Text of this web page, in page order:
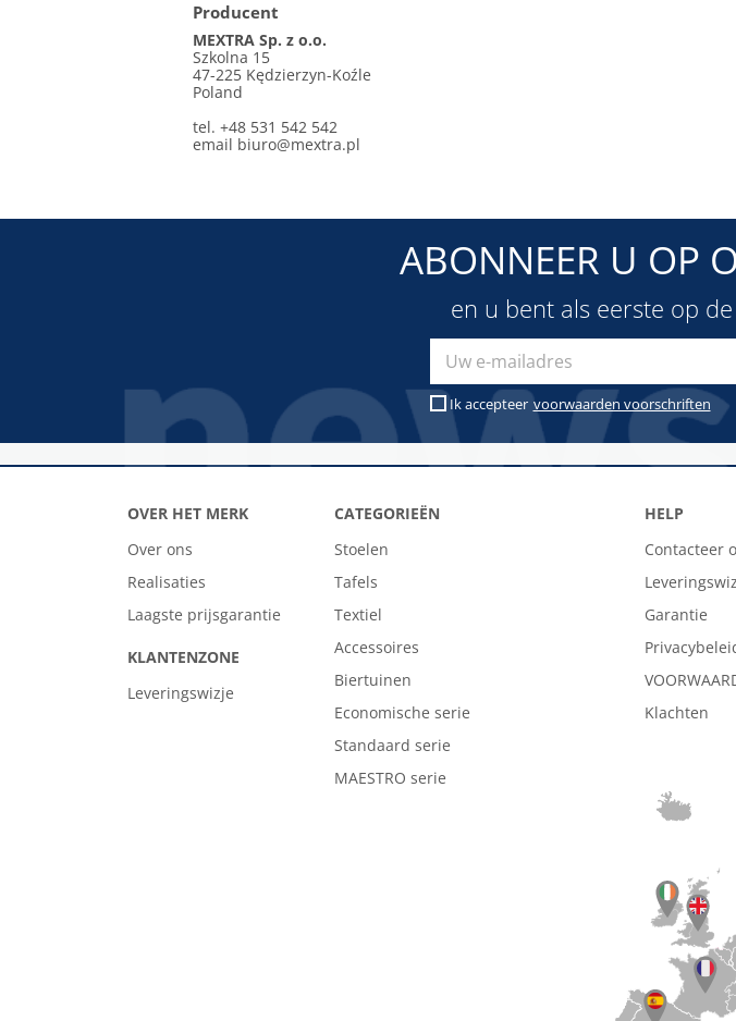
Producent
MEXTRA Sp. z o.o.
Szkolna 15
47-225 Kędzierzyn-Koźle
Poland
tel. +48 531 542 542
email biuro@mextra.pl
ABONNEER U OP
en u bent als eerste op
Ik accepteer voorwaarden voorschriften
OVER HET MERK
Over ons
Realisaties
Laagste prijsgarantie
KLANTENZONE
Leveringswizje
CATEGORIEËN
Stoelen
Tafels
Textiel
Accessoires
Biertuinen
Economische serie
Standaard serie
MAESTRO serie
HELP
Contacteer
Garantie
Klachten